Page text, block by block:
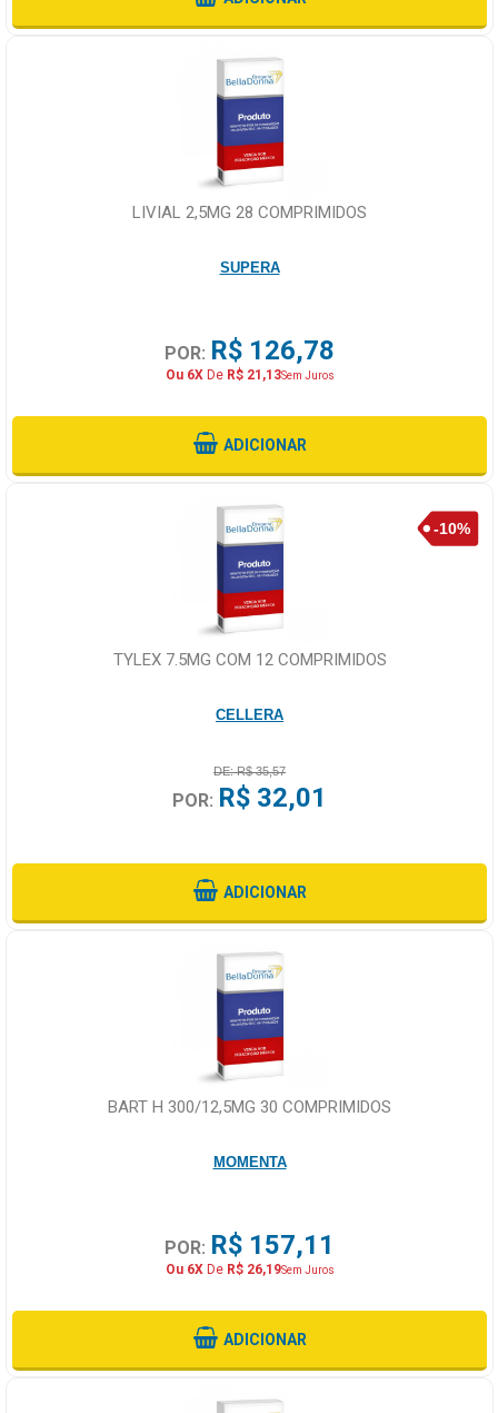
LIVIAL 2,5MG 28 COMPRIMIDOS
SUPERA
POR: R$ 126,78
Ou 6XDe R$ 21,13Sem Juros
ADICIONAR
TYLEX 7.5MG COM 12 COMPRIMIDOS
CELLERA
DE: R$ 35,57
POR: R$ 32,01
ADICIONAR
BART H 300/12,5MG 30 COMPRIMIDOS
MOMENTA
POR: R$ 157,11
Ou 6XDe R$ 26,19Sem Juros
ADICIONAR